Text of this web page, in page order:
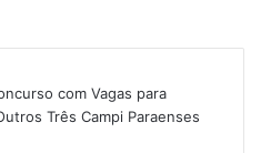
com Vagas para
Três Campi Paraenses